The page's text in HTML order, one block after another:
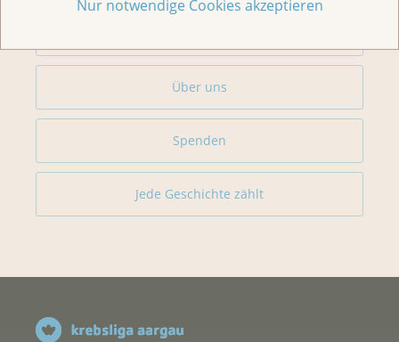
Nur notwendige Cookies akzeptieren
Über uns
Spenden
Jede Geschichte zählt